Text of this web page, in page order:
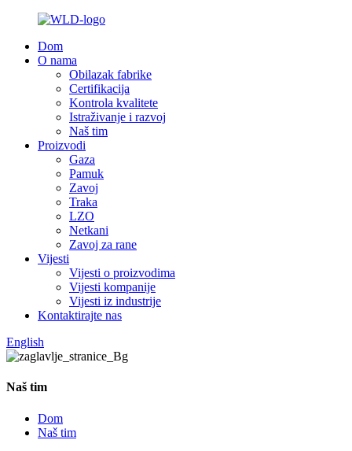
Dom
O nama
Obilazak fabrike
Certifikacija
Kontrola kvalitete
Istraživanje i razvoj
Naš tim
Proizvodi
Gaza
Pamuk
Zavoj
Traka
LZO
Netkani
Zavoj za rane
Vijesti
Vijesti o proizvodima
Vijesti kompanije
Vijesti iz industrije
Kontaktirajte nas
English
Naš tim
Dom
Naš tim